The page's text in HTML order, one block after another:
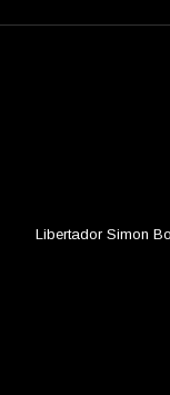
Libertador Simon